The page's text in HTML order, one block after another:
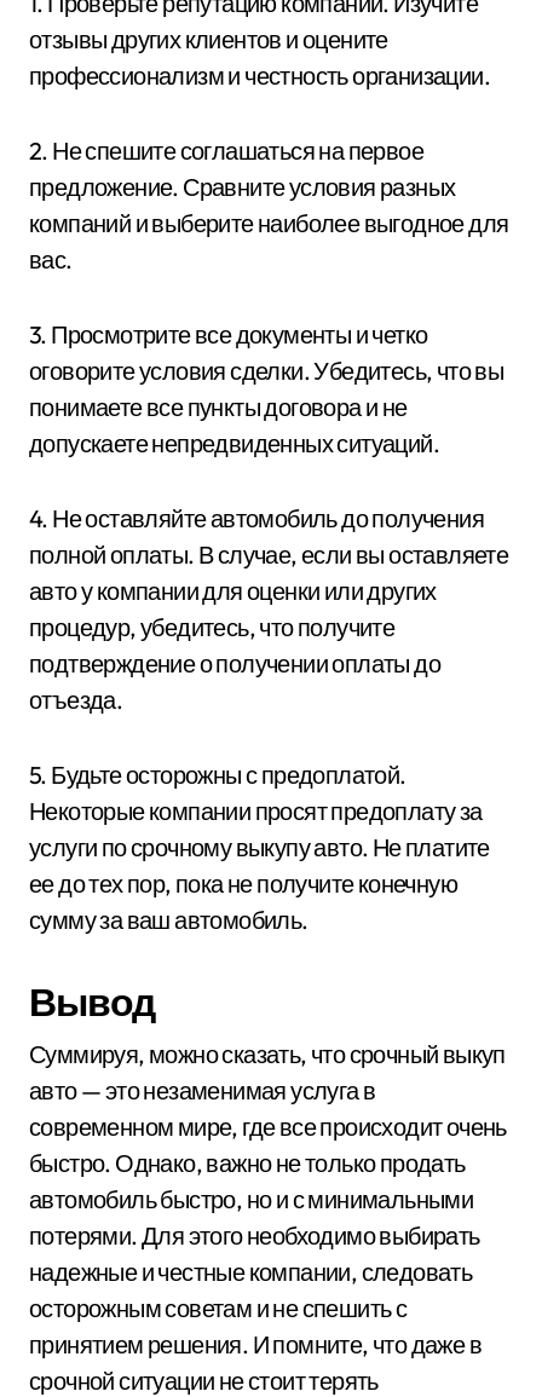
отзывы других клиентов и оцените
профессионализм и честность организации.
2. Не спешите соглашаться на первое
предложение. Сравните условия разных
компаний и выберите наиболее выгодное для
вас.
3. Просмотрите все документы и четко
оговорите условия сделки. Убедитесь, что вы
понимаете все пункты договора и не
допускаете непредвиденных ситуаций.
4. Не оставляйте автомобиль до получения
полной оплаты. В случае, если вы оставляете
авто у компании для оценки или других
процедур, убедитесь, что получите
подтверждение о получении оплаты до
отъезда.
5. Будьте осторожны с предоплатой.
Некоторые компании просят предоплату за
услуги по срочному выкупу авто. Не платите
ее до тех пор, пока не получите конечную
сумму за ваш автомобиль.
Вывод
Суммируя, можно сказать, что срочный выкуп
авто — это незаменимая услуга в
современном мире, где все происходит очень
быстро. Однако, важно не только продать
автомобиль быстро, но и с минимальными
потерями. Для этого необходимо выбирать
надежные и честные компании, следовать
осторожным советам и не спешить с
принятием решения. И помните, что даже в
срочной ситуации не стоит терять